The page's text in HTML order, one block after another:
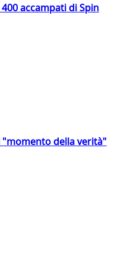
accampati di Spin
"momento della verità"